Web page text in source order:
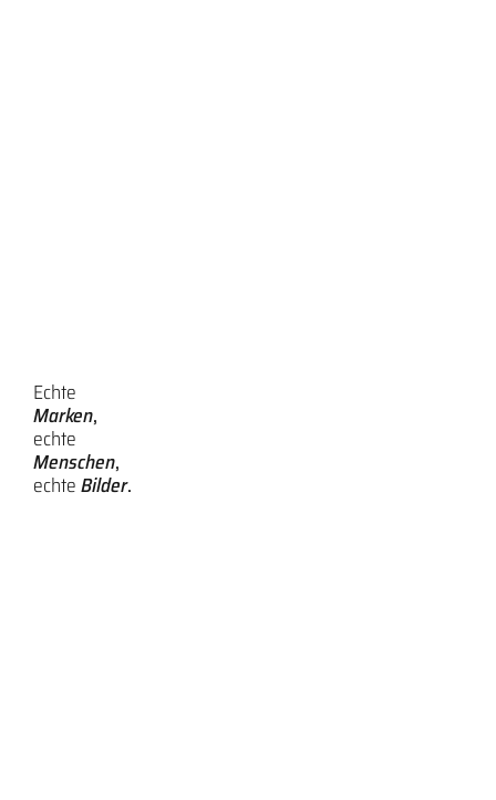
Echte
Marken,
echte
Menschen,
echteBilder.